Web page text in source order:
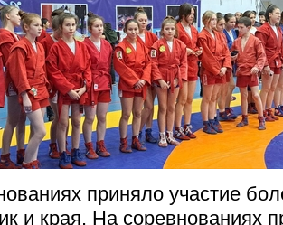
приняло участие
и края. На соревнованиях